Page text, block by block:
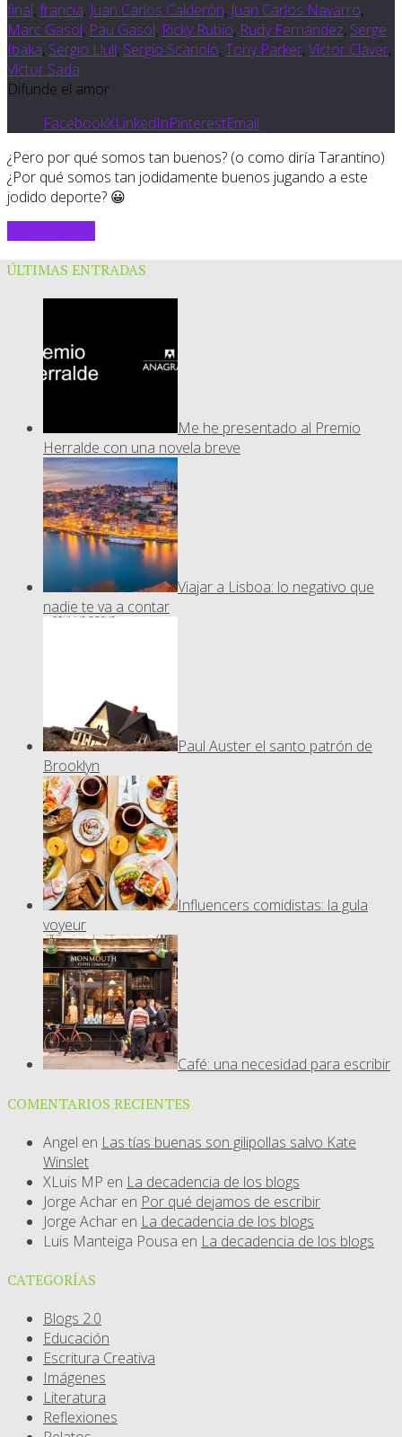
final, francia, Juan Carlos Calderón, Juan Carlos Navarro,
Marc Gasol, Pau Gasol, Ricky Rubio, Rudy Fernández, Serge
Ibaka, Sergio Llull, Sergio Scariolo, Tony Parker, Víctor Claver,
Víctor Sada
Difunde el amor
FacebookXLinkedInPinterestEmail
¿Pero por qué somos tan buenos? (o como diría Tarantino)
¿Por qué somos tan jodidamente buenos jugando a este
jodido deporte? 😀
ÚLTIMAS ENTRADAS
Me he presentado al Premio
Herralde con una novela breve
Viajar a Lisboa: lo negativo que
nadie te va a contar
Paul Auster el santo patrón de
Brooklyn
Influencers comidistas: la gula
voyeur
Café: una necesidad para escribir
COMENTARIOS RECIENTES
Angel en Las tías buenas son gilipollas salvo Kate
Winslet
XLuis MP en La decadencia de los blogs
Jorge Achar en Por qué dejamos de escribir
Jorge Achar en La decadencia de los blogs
Luis Manteiga Pousa en La decadencia de los blogs
CATEGORÍAS
Blogs 2.0
Educación
Escritura Creativa
Imágenes
Literatura
Reflexiones